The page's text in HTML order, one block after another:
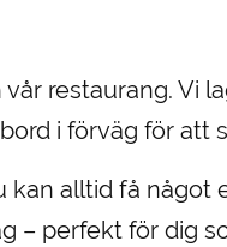
restaurang. Vi
i förväg för att
alltid få något
– perfekt för dig